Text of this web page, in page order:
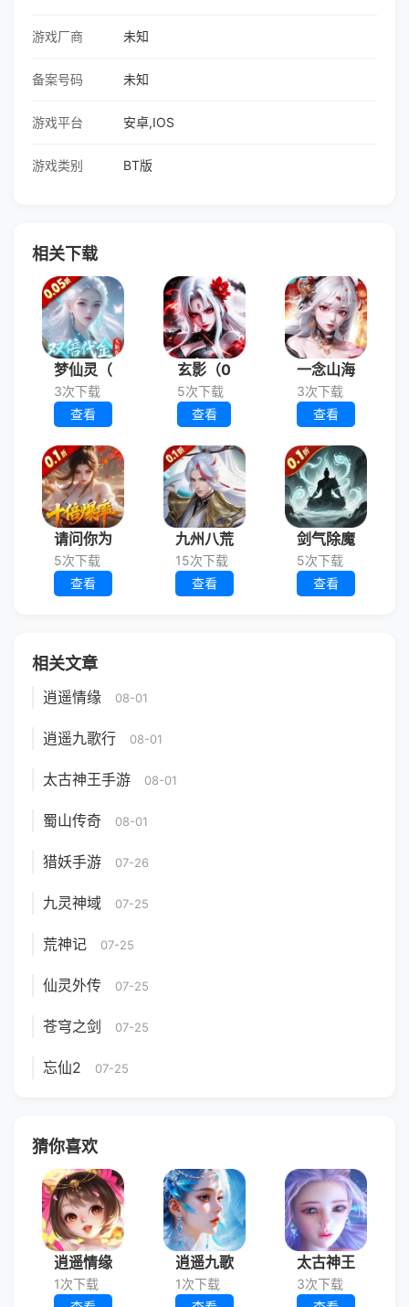
游戏厂商 未知
备案号码 未知
游戏平台 安卓,IOS
游戏类别 BT版
相关下载
梦仙灵（
3次下载
查看
玄影（0
5次下载
查看
一念山海
3次下载
查看
请问你为
5次下载
查看
九州八荒
15次下载
查看
剑气除魔
5次下载
查看
相关文章
逍遥情缘 08-01
逍遥九歌行 08-01
太古神王手游 08-01
蜀山传奇 08-01
猎妖手游 07-26
九灵神域 07-25
荒神记 07-25
仙灵外传 07-25
苍穹之剑 07-25
忘仙2 07-25
猜你喜欢
逍遥情缘
1次下载
逍遥九歌
1次下载
太古神王
3次下载